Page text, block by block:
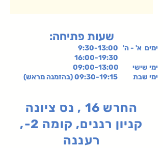
:שעות פתיחה
ימים א' - ה' 9:30-13:00
ימי שישי 09:00-13:00
ימי שבת 09:30-19:15 (בהזמנה מראש)
החרש 16 , נס ציונה
קניון רננים, קומה 2-,
רעננה